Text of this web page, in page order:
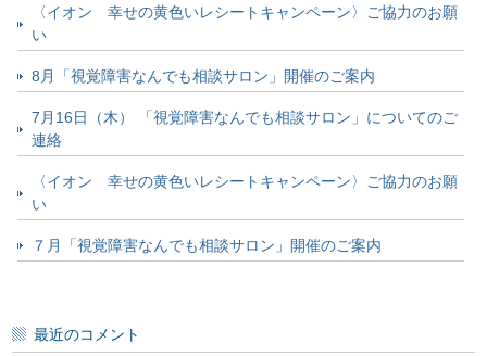
〈イオン 幸せの黄色いレシートキャンペーン〉ご協力のお願
い
8月「視覚障害なんでも相談サロン」開催のご案内
7月16日（木） 「視覚障害なんでも相談サロン」についてのご
連絡
〈イオン 幸せの黄色いレシートキャンペーン〉ご協力のお願
い
７月「視覚障害なんでも相談サロン」開催のご案内
最近のコメント